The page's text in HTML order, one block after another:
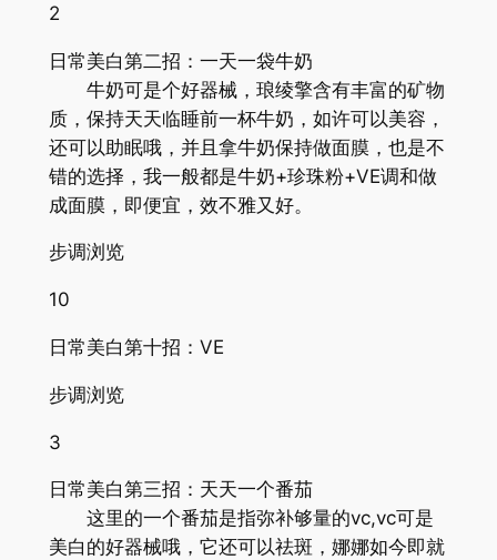
2
日常美白第二招：一天一袋牛奶
牛奶可是个好器械，琅绫擎含有丰富的矿物
质，保持天天临睡前一杯牛奶，如许可以美容，
还可以助眠哦，并且拿牛奶保持做面膜，也是不
错的选择，我一般都是牛奶+珍珠粉+VE调和做
成面膜，即便宜，效不雅又好。
步调浏览
10
日常美白第十招：VE
步调浏览
3
日常美白第三招：天天一个番茄
这里的一个番茄是指弥补够量的vc,vc可是
美白的好器械哦，它还可以祛斑，娜娜如今即就